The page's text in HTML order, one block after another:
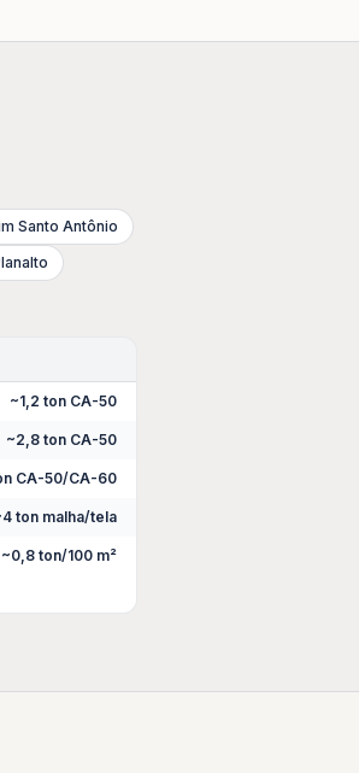
Santo Antônio
~1,2 ton CA-50
~2,8 ton CA-50
CA-50/CA-60
ton malha/tela
~0,8 ton/100 m²